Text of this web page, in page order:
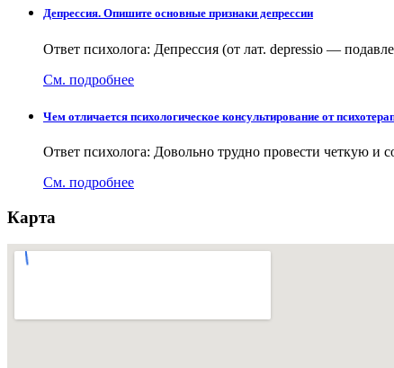
Депрессия. Опишите основные признаки депрессии
Ответ психолога: Депрессия (от лат. depressio —
См. подробнее
Чем отличается психологическое консультирование от
Ответ психолога: Довольно трудно провести четкую и
См. подробнее
Карта